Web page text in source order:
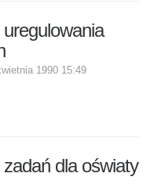
1990 15:49
dla oświaty